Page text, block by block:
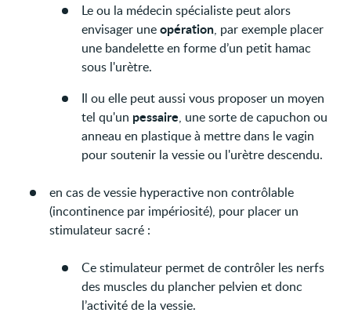
Le ou la médecin spécialiste peut alors
envisager uneopération, par exemple placer
une bandelette en forme d’un petit hamac
sous l'urètre.
Il ou elle peut aussi vous proposer un moyen
tel qu'un pessaire, une sorte de capuchon ou
anneau en plastique à mettre dans le vagin
pour soutenir la vessie ou l'urètre descendu.
en cas de vessie hyperactive non contrôlable
(incontinence par impériosité), pour placer un
stimulateur sacré :
Ce stimulateur permet de contrôler les nerfs
des muscles du plancher pelvien et donc
l’activité de la vessie.